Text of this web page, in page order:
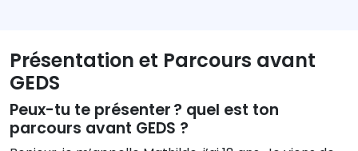
Présentation et Parcours avant
GEDS
Peux-tu te présenter ? quel est ton
parcours avant GEDS ?